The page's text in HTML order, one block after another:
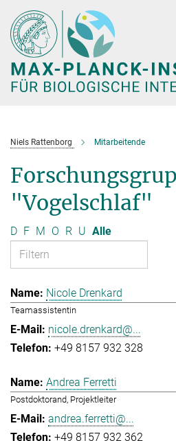
Hauptinhalt
Niels Rattenborg Mitarbeitende
"Vogelschlaf"
D F M O R U Alle
Nicole Drenkard
Teamassistentin
nicole.drenkard@...
+49 8157 932 328
Andrea Ferretti
Postdoktorand, Projektleiter
andrea.ferretti@...
+49 8157 932 362